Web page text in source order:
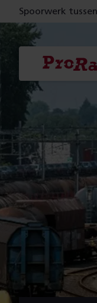
Spoorwerk
Homepage